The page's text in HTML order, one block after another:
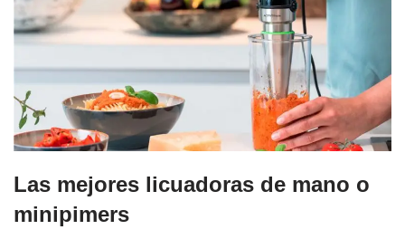
Las mejores licuadoras de mano o
minipimers